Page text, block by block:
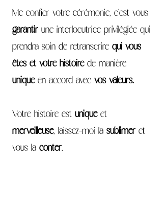
Me confier votre cérémonie, c'est vous
garantir une interlocutrice privilégiée qui
prendra soin de retranscrire qui vous
êtes et votre histoirede manière
uniqueen accord avec vos valeurs.
Votre histoire est uniqueet
merveilleuse, laissez-moi la sublimer et
vous la conter.